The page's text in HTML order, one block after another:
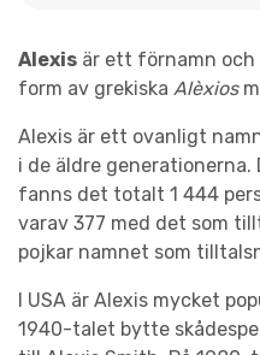
Alexis är ett förnamn och
form av grekiska Alèxios
Alexis är ett ovanligt
i de äldre generationerna.
fanns det totalt 1 444
varav 377 med det som
pojkar namnet som
I USA är Alexis mycket
1940-talet bytte